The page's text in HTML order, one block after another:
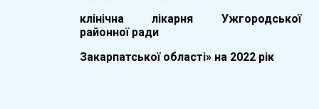
клінічна лікарня Ужгородської
районної ради
Закарпатської області» на 2022 рік